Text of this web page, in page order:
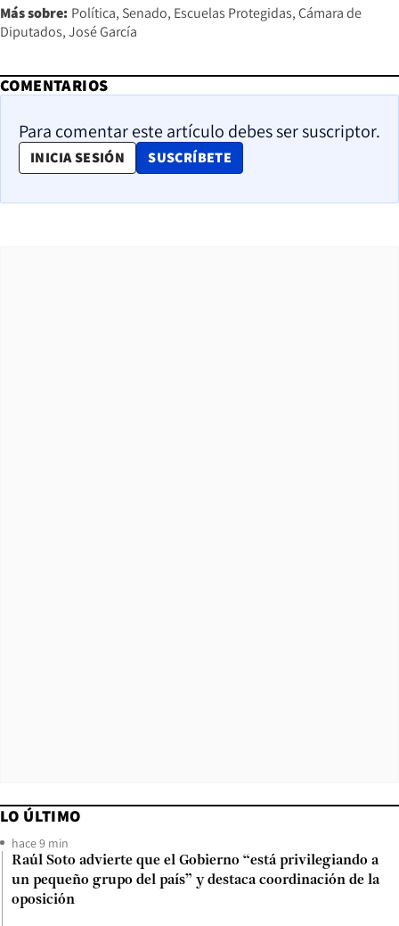
Más sobre: Política Senado Escuelas Protegidas Cámara de
Diputados José García
COMENTARIOS
Para comentar este artículo debes ser suscriptor.
INICIA SESIÓN SUSCRÍBETE
OPENS IN NEW WINDOW
LO ÚLTIMO
hace 9 min
Raúl Soto advierte que el Gobierno “está privilegiando a
un pequeño grupo del país” y destaca coordinación de la
oposición